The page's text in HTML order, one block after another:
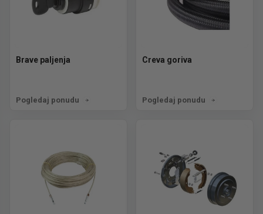
Brave paljenja
Pogledaj ponudu
Creva goriva
Pogledaj ponudu